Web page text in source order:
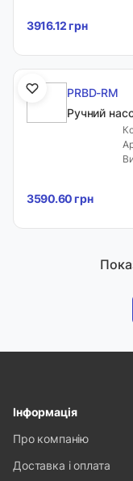
3916.12 грн
PRBD-RM
Ручний
3590.60 грн
Інформація
Про компанію
Доставка і оплата